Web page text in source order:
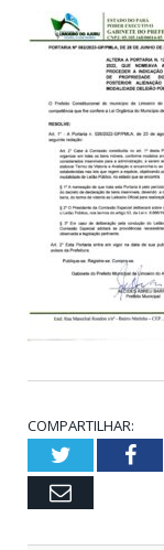
COMPARTILHAR:
Twitter
Email